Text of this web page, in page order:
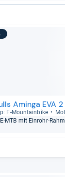
Aminga EVA
E-​Moun­tain­bike
E-​MTB mit Ein­rohr-​